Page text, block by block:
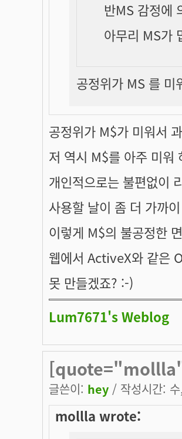
반MS 감정에
아무리 MS가
공정위가 MS 를 미
공정위가 M$가 미워서
저 역시 M$를 아주 미워
개인적으로는 불편없이
사용할 날이 좀 더 가까
이렇게 M$의 불공정한
웹에서 ActiveX와 같은
못 만들겠죠? :-)
Lum7671's Weblog
글쓴이: hey / 작성시간:
mollla wrote: